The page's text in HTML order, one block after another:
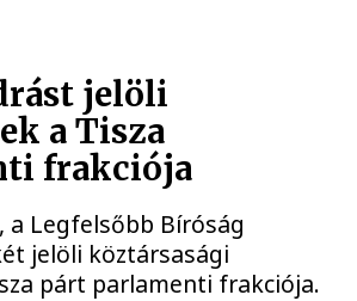
jelöli
a Tisza
frakciója
a Legfelsőbb Bíróság
jelöli köztársasági
párt parlamenti frakciója.